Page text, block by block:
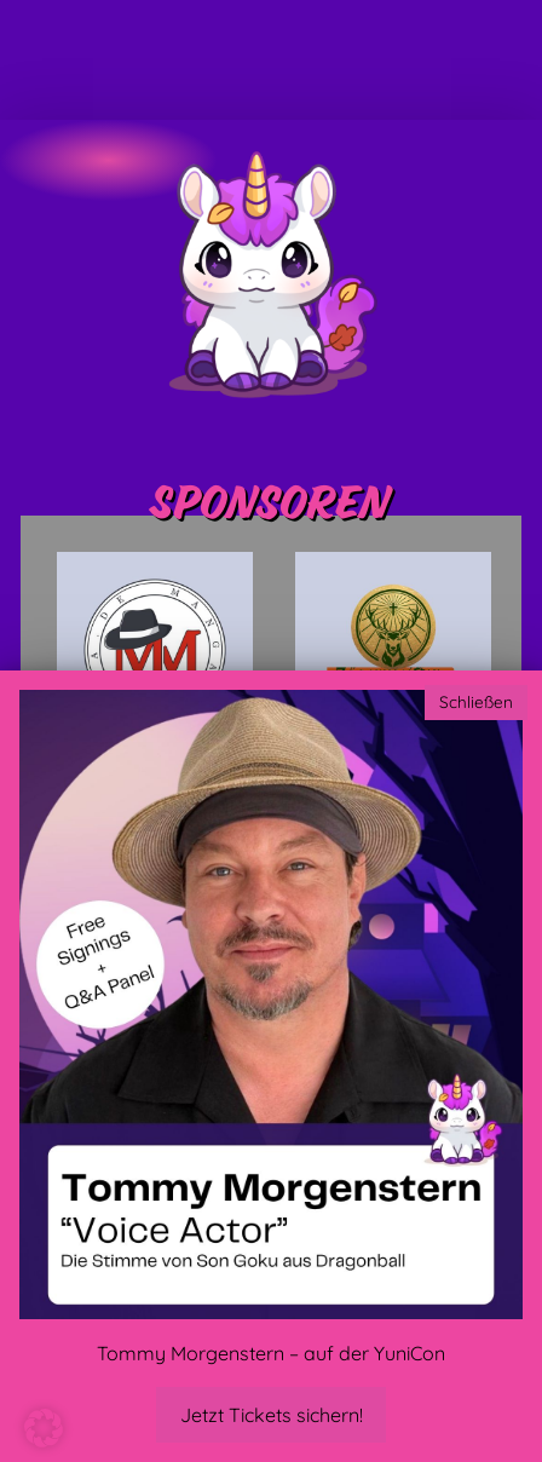
Schließen
Tommy Morgenstern – auf der YuniCon
Jetzt Tickets sichern!
Sponsoren
Datenschutzerklärung AGB
Impressum Widerrufsbelehrung
Zahlungsarten
VERBINDEN SIE SICH
MIT UNS